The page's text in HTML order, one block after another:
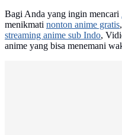
Bagi Anda yang ingin mencari
menikmati nonton anime gratis
streaming anime sub Indo,
anime yang bisa menemani